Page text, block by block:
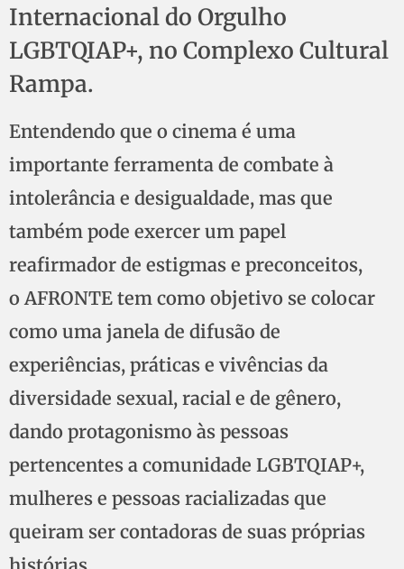
Internacional do Orgulho
LGBTQIAP+, no Complexo Cultural
Rampa.
Entendendo que o cinema é uma
importante ferramenta de combate à
intolerância e desigualdade, mas que
também pode exercer um papel
reafirmador de estigmas e preconceitos,
o AFRONTE tem como objetivo se colocar
como uma janela de difusão de
experiências, práticas e vivências da
diversidade sexual, racial e de gênero,
dando protagonismo às pessoas
pertencentes a comunidade LGBTQIAP+,
mulheres e pessoas racializadas que
queiram ser contadoras de suas próprias